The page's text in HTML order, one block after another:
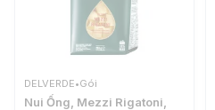
DELVERDE•Gói
Nui Ống, Mezzi Rigatoni,